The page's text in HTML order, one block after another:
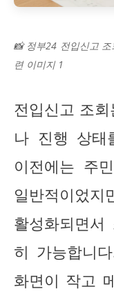
📸 정부24 전입신고
련 이미지 1
전입신고 조
나 진행 상태
이전에는 주
일반적이었지
활성화되면
히 가능합니
화면이 작고